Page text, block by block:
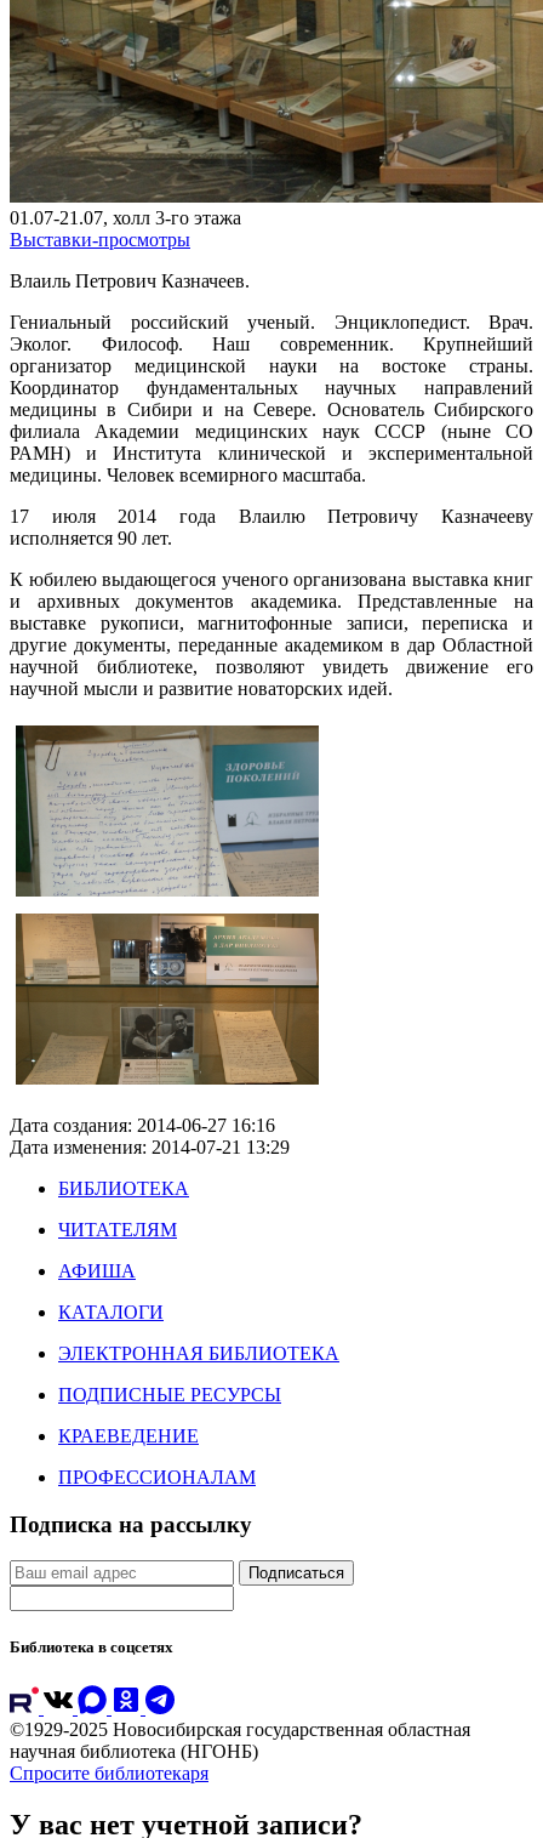
01.07-21.07, холл 3-го этажа
Выставки-просмотры
Влаиль Петрович Казначеев.
Гениальный российский ученый. Энциклопедист. Врач.
Эколог. Философ. Наш современник. Крупнейший
организатор медицинской науки на востоке страны.
Координатор фундаментальных научных направлений
медицины в Сибири и на Севере. Основатель Сибирского
филиала Академии медицинских наук СССР (ныне СО
РАМН) и Института клинической и экспериментальной
медицины. Человек всемирного масштаба.
17 июля 2014 года Влаилю Петровичу Казначееву
исполняется 90 лет.
К юбилею выдающегося ученого организована выставка книг
и архивных документов академика. Представленные на
выставке рукописи, магнитофонные записи, переписка и
другие документы, переданные академиком в дар Областной
научной библиотеке, позволяют увидеть движение его
научной мысли и развитие новаторских идей.
Дата создания: 2014-06-27 16:16
Дата изменения: 2014-07-21 13:29
БИБЛИОТЕКА
ЧИТАТЕЛЯМ
АФИША
КАТАЛОГИ
ЭЛЕКТРОННАЯ БИБЛИОТЕКА
ПОДПИСНЫЕ РЕСУРСЫ
КРАЕВЕДЕНИЕ
ПРОФЕССИОНАЛАМ
Подписка на рассылку
Подписаться
Библиотека в соцсетях
©1929-2025 Новосибирская государственная областная
научная библиотека (НГОНБ)
Спросите библиотекаря
У вас нет учетной записи?